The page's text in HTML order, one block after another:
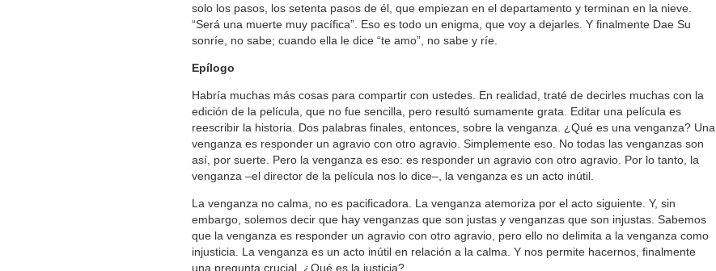
solo los pasos, los setenta pasos de él, que empiezan en el departamento y terminan en la nieve.
“Será una muerte muy pacífica”. Eso es todo un enigma, que voy a dejarles. Y finalmente Dae Su
sonríe, no sabe; cuando ella le dice “te amo”, no sabe y ríe.
Epílogo
Habría muchas más cosas para compartir con ustedes. En realidad, traté de decirles muchas con la
edición de la película, que no fue sencilla, pero resultó sumamente grata. Editar una película es
reescribir la historia. Dos palabras finales, entonces, sobre la venganza. ¿Qué es una venganza? Una
venganza es responder un agravio con otro agravio. Simplemente eso. No todas las venganzas son
así, por suerte. Pero la venganza es eso: es responder un agravio con otro agravio. Por lo tanto, la
venganza –el director de la película nos lo dice–, la venganza es un acto inútil.
La venganza no calma, no es pacificadora. La venganza atemoriza por el acto siguiente. Y, sin
embargo, solemos decir que hay venganzas que son justas y venganzas que son injustas. Sabemos
que la venganza es responder un agravio con otro agravio, pero ello no delimita a la venganza como
injusticia. La venganza es un acto inútil en relación a la calma. Y nos permite hacernos, finalmente
una pregunta crucial. ¿Qué es la justicia?